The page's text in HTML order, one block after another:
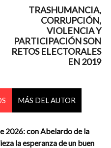
TRASHUMANCIA,
CORRUPCIÓN,
VIOLENCIA Y
PARTICIPACIÓN SON
RETOS ELECTORALES
EN 2019
MÁS DEL AUTOR
2026: con Abelardo de la
la esperanza de un buen